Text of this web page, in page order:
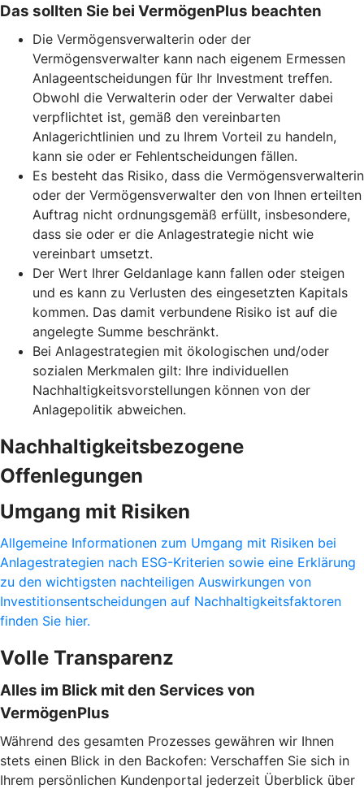
Das sollten Sie bei VermögenPlus beachten
Die Vermögensverwalterin oder der
Vermögensverwalter kann nach eigenem Ermessen
Anlageentscheidungen für Ihr Investment treffen.
Obwohl die Verwalterin oder der Verwalter dabei
verpflichtet ist, gemäß den vereinbarten
Anlagerichtlinien und zu Ihrem Vorteil zu handeln,
kann sie oder er Fehlentscheidungen fällen.
Es besteht das Risiko, dass die Vermögensverwalterin
oder der Vermögensverwalter den von Ihnen erteilten
Auftrag nicht ordnungsgemäß erfüllt, insbesondere,
dass sie oder er die Anlagestrategie nicht wie
vereinbart umsetzt.
Der Wert Ihrer Geldanlage kann fallen oder steigen
und es kann zu Verlusten des eingesetzten Kapitals
kommen. Das damit verbundene Risiko ist auf die
angelegte Summe beschränkt.
Bei Anlagestrategien mit ökologischen und/oder
sozialen Merkmalen gilt: Ihre individuellen
Nachhaltigkeitsvorstellungen können von der
Anlagepolitik abweichen.
Nachhaltigkeitsbezogene
Offenlegungen
Umgang mit Risiken
Allgemeine Informationen zum Umgang mit Risiken bei
Anlagestrategien nach ESG-Kriterien sowie eine Erklärung
zu den wichtigsten nachteiligen Auswirkungen von
Investitionsentscheidungen auf Nachhaltigkeitsfaktoren
finden Sie hier.
Volle Transparenz
Alles im Blick mit den Services von
VermögenPlus
Während des gesamten Prozesses gewähren wir Ihnen
stets einen Blick in den Backofen: Verschaffen Sie sich in
Ihrem persönlichen Kundenportal jederzeit Überblick über